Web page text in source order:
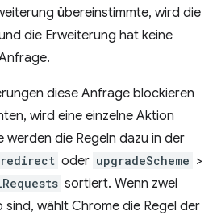
übereinstimmte, wird die
die Erweiterung hat keine
diese Anfrage blockieren
wird eine einzelne Aktion
werden die Regeln dazu in der
redirect oder upgradeScheme >
sortiert. Wenn zwei
sind, wählt Chrome die Regel der